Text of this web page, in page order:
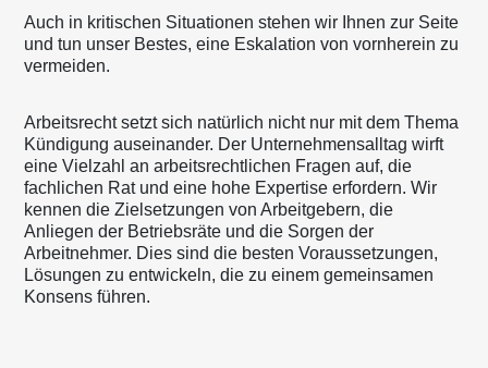
Auch in kritischen Situationen stehen wir Ihnen zur Seite
und tun unser Bestes, eine Eskalation von vornherein zu
vermeiden.
Arbeitsrecht setzt sich natürlich nicht nur mit dem Thema
Kündigung auseinander. Der Unternehmensalltag wirft
eine Vielzahl an arbeitsrechtlichen Fragen auf, die
fachlichen Rat und eine hohe Expertise erfordern. Wir
kennen die Zielsetzungen von Arbeitgebern, die
Anliegen der Betriebsräte und die Sorgen der
Arbeitnehmer. Dies sind die besten Voraussetzungen,
Lösungen zu entwickeln, die zu einem gemeinsamen
Konsens führen.